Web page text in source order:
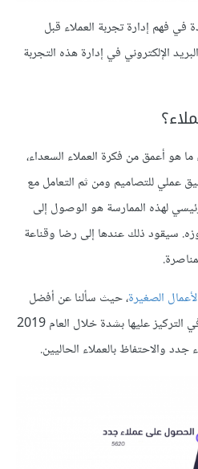
فهم إدارة تجربة العملاء قبل
الإلكتروني في إدارة هذه التجربة
هو أعمق من فكرة العملاء السعداء،
عملي للتصاميم ومن ثم التعامل مع
لهذه الممارسة هو الوصول إلى
سيقود ذلك عندها إلى رضا وقناعة
الصغيرة، حيث سألنا عن أفضل
بيئتين ترغب العلامات التجارية في التركيز عليها بشدة خلال العام 2019
والاحتفاظ بالعملاء الحاليين.